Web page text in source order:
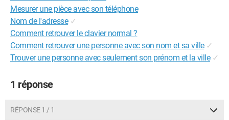
Mesurer une pièce avec son téléphone
Nom de l'adresse ✓
Comment retrouver le clavier normal ?
Comment retrouver une personne avec son nom et sa ville ✓
Trouver une personne avec seulement son prénom et la ville ✓
1 réponse
RÉPONSE 1 / 1